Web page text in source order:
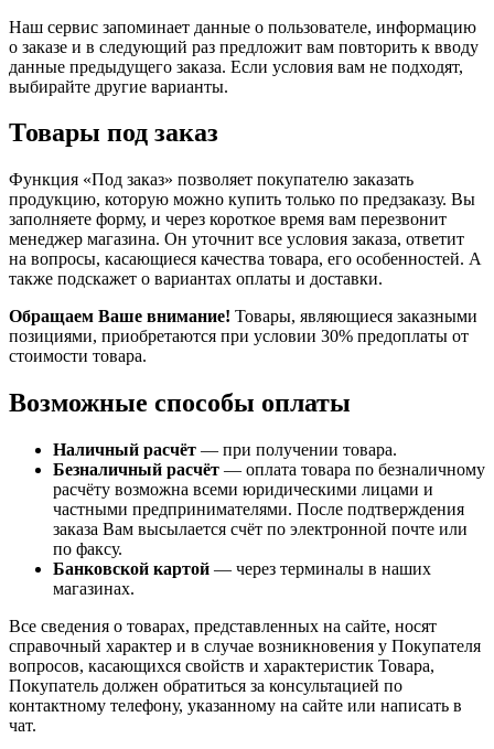
Наш сервис запоминает данные о пользователе, информацию
о заказе и в следующий раз предложит вам повторить к вводу
данные предыдущего заказа. Если условия вам не подходят,
выбирайте другие варианты.
Товары под заказ
Функция «Под заказ» позволяет покупателю заказать
продукцию, которую можно купить только по предзаказу. Вы
заполняете форму, и через короткое время вам перезвонит
менеджер магазина. Он уточнит все условия заказа, ответит
на вопросы, касающиеся качества товара, его особенностей. А
также подскажет о вариантах оплаты и доставки.
Обращаем Ваше внимание! Товары, являющиеся заказными
позициями, приобретаются при условии 30% предоплаты от
стоимости товара.
Возможные способы оплаты
Наличный расчёт — при получении товара.
Безналичный расчёт — оплата товара по безналичному
расчёту возможна всеми юридическими лицами и
частными предпринимателями. После подтверждения
заказа Вам высылается счёт по электронной почте или
по факсу.
Банковской картой — через терминалы в наших
магазинах.
Все сведения о товарах, представленных на сайте, носят
справочный характер и в случае возникновения у Покупателя
вопросов, касающихся свойств и характеристик Товара,
Покупатель должен обратиться за консультацией по
контактному телефону, указанному на сайте или написать в
чат.